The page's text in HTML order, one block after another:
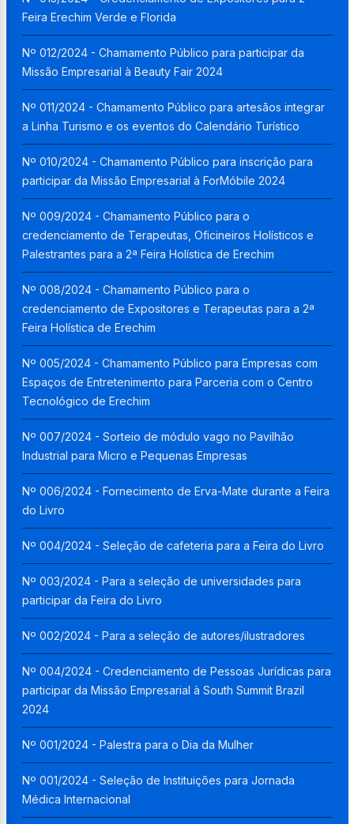
Feira Erechim Verde e Florida
Nº 012/2024 - Chamamento Público para participar da
Missão Empresarial à Beauty Fair 2024
Nº 011/2024 - Chamamento Público para artesãos integrar
a Linha Turismo e os eventos do Calendário Turístico
Nº 010/2024 - Chamamento Público para inscrição para
participar da Missão Empresarial à ForMóbile 2024
Nº 009/2024 - Chamamento Público para o
credenciamento de Terapeutas, Oficineiros Holísticos e
Palestrantes para a 2ª Feira Holística de Erechim
Nº 008/2024 - Chamamento Público para o
credenciamento de Expositores e Terapeutas para a 2ª
Feira Holística de Erechim
Nº 005/2024 - Chamamento Público para Empresas com
Espaços de Entretenimento para Parceria com o Centro
Tecnológico de Erechim
Nº 007/2024 - Sorteio de módulo vago no Pavilhão
Industrial para Micro e Pequenas Empresas
Nº 006/2024 - Fornecimento de Erva-Mate durante a Feira
do Livro
Nº 004/2024 - Seleção de cafeteria para a Feira do Livro
Nº 003/2024 - Para a seleção de universidades para
participar da Feira do Livro
Nº 002/2024 - Para a seleção de autores/ilustradores
Nº 004/2024 - Credenciamento de Pessoas Jurídicas para
participar da Missão Empresarial à South Summit Brazil
2024
Nº 001/2024 - Palestra para o Dia da Mulher
Nº 001/2024 - Seleção de Instituições para Jornada
Médica Internacional